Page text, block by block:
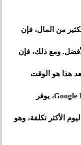
من المال، فإن
ومع ذلك، فإن
يعد هذا هو الوقت
الأرخص لحجز السفر الجوي. وفقًا لـ Google Flights، يوفر
​​1.3% مقارنة باليوم الأكثر تكلفة، وهو